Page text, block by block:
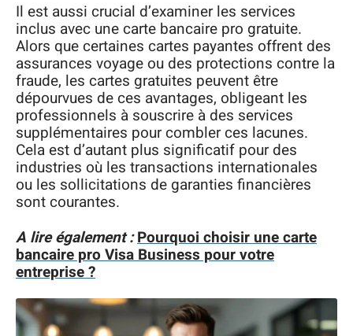
Il est aussi crucial d’examiner les services
inclus avec une carte bancaire pro gratuite.
Alors que certaines cartes payantes offrent des
assurances voyage ou des protections contre la
fraude, les cartes gratuites peuvent être
dépourvues de ces avantages, obligeant les
professionnels à souscrire à des services
supplémentaires pour combler ces lacunes.
Cela est d’autant plus significatif pour des
industries où les transactions internationales
ou les sollicitations de garanties financières
sont courantes.
A lire également : Pourquoi choisir une carte
bancaire pro Visa Business pour votre
entreprise ?